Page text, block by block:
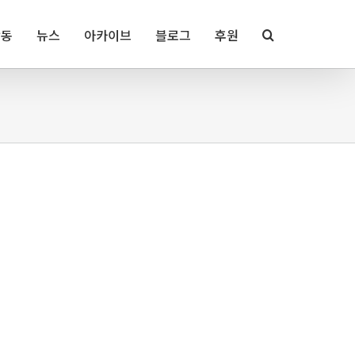
뉴스 아카이브 블로그 후원